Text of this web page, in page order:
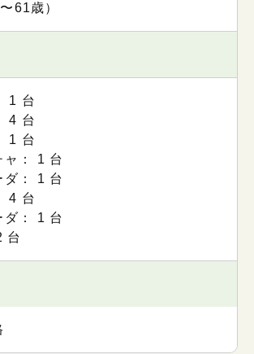
61歳）
1 台
4 台
1 台
ャ： 1 台
ダ： 1 台
4 台
ダ： 1 台
台